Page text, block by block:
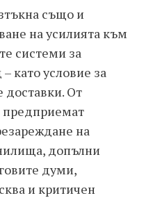
също и
на усилията към
системи за
като условие за
доставки. От
предприемат
на
допълни
думи,
и критичен